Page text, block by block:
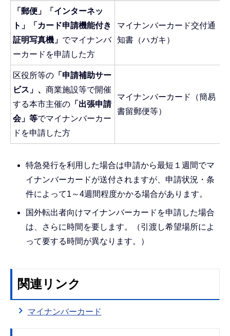
「郵便」「インターネッ
ト」「カード申請機能付き
証明写真機」 でマイナンバ
ーカードを申請した方
マイナンバーカード交付通
知書（ハガキ）
区役所等の 「申請補助サー
ビス」、 商業施設等で開催
する本市主催の 「出張申請
会」等でマイナンバーカー
ドを申請した方
マイナンバーカード（簡易
書留郵便等）
特急発行を利用した場合は申請から最短１週間でマ
イナンバーカードが送付されますが、申請状況・条
件によって1～4週間程度かかる場合があります。
国外転出者向けマイナンバーカードを申請した場合
は、さらに時間を要します。（引渡し希望場所によ
って要する時間が異なります。）
関連リンク
マイナンバーカード